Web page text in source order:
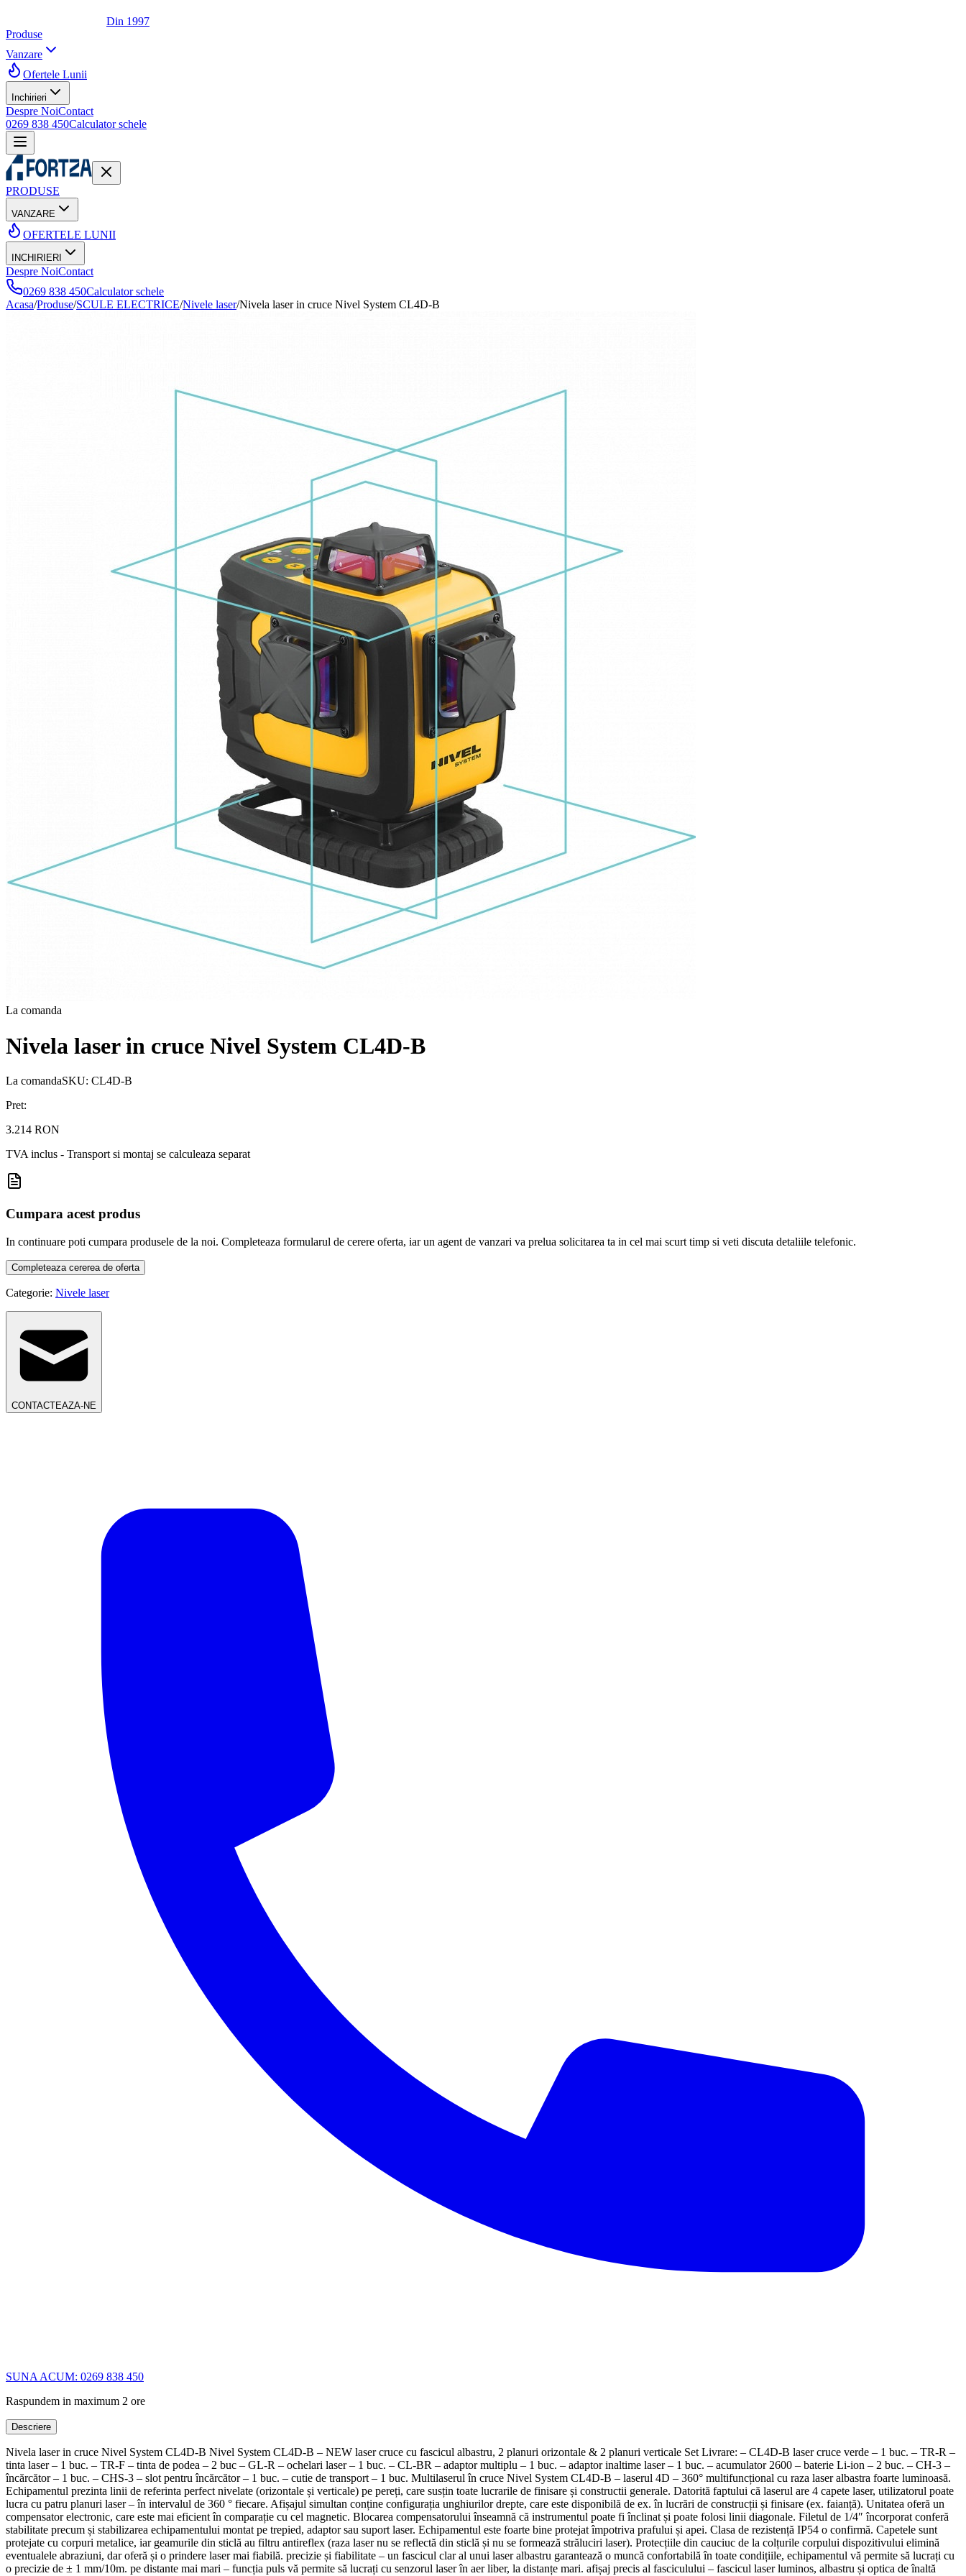
Din 1997
Produse
Vanzare
Ofertele Lunii
Inchirieri
Despre NoiContact
0269 838 450Calculator schele
PRODUSE
VANZARE
OFERTELE LUNII
INCHIRIERI
Despre NoiContact
0269 838 450Calculator schele
Acasa/Produse/SCULE ELECTRICE/Nivele laser/Nivela laser in cruce Nivel System CL4D-B
La comanda
Nivela laser in cruce Nivel System CL4D-B
La comandaSKU: CL4D-B
Pret:
3.214 RON
TVA inclus - Transport si montaj se calculeaza separat
Cumpara acest produs
In continuare poti cumpara produsele de la noi. Completeaza formularul de cerere oferta, iar un agent de vanzari va prelua solicitarea ta in cel mai scurt timp si veti discuta detaliile telefonic.
Completeaza cererea de oferta
Categorie: Nivele laser
CONTACTEAZA-NE
SUNA ACUM: 0269 838 450
Raspundem in maximum 2 ore
Descriere
Nivela laser in cruce Nivel System CL4D-B Nivel System CL4D-B – NEW laser cruce cu fascicul albastru, 2 planuri orizontale & 2 planuri verticale Set Livrare: – CL4D-B laser cruce verde – 1 buc. – TR-R –
tinta laser – 1 buc. – TR-F – tinta de podea – 2 buc – GL-R – ochelari laser – 1 buc. – CL-BR – adaptor multiplu – 1 buc. – adaptor inaltime laser – 1 buc. – acumulator 2600 – baterie Li-ion – 2 buc. – CH-3 –
încărcător – 1 buc. – CHS-3 – slot pentru încărcător – 1 buc. – cutie de transport – 1 buc. Multilaserul în cruce Nivel System CL4D-B – laserul 4D – 360° multifuncțional cu raza laser albastra foarte luminoasă.
Echipamentul prezinta linii de referinta perfect nivelate (orizontale și verticale) pe pereți, care susțin toate lucrarile de finisare și constructii generale. Datorită faptului că laserul are 4 capete laser, utilizatorul poate
lucra cu patru planuri laser – în intervalul de 360 ° fiecare. Afișajul simultan conține configurația unghiurilor drepte, care este disponibilă de ex. în lucrări de construcții și finisare (ex. faianță). Unitatea oferă un
compensator electronic, care este mai eficient în comparație cu cel magnetic. Blocarea compensatorului înseamnă că instrumentul poate fi înclinat și poate folosi linii diagonale. Filetul de 1/4″ încorporat conferă
stabilitate precum și stabilizarea echipamentului montat pe trepied, adaptor sau suport laser. Echipamentul este foarte bine protejat împotriva prafului și apei. Clasa de rezistență IP54 o confirmă. Capetele sunt
protejate cu corpuri metalice, iar geamurile din sticlă au filtru antireflex (raza laser nu se reflectă din sticlă și nu se formează străluciri laser). Protecțiile din cauciuc de la colțurile corpului dispozitivului elimină
eventualele abraziuni, dar oferă și o prindere laser mai fiabilă. precizie și fiabilitate – un fascicul clar al unui laser albastru garantează o muncă confortabilă în toate condițiile, echipamentul vă permite să lucrați cu
o precizie de ± 1 mm/10m. pe distante mai mari – funcția puls vă permite să lucrați cu senzorul laser în aer liber, la distanțe mari. afișaj precis al fasciculului – fascicul laser luminos, albastru și optica de înaltă